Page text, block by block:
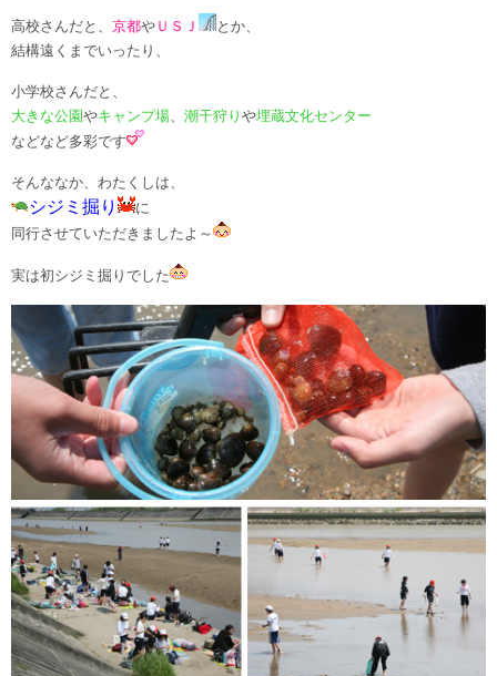
高校さんだと、 京都や ＵＳＪ
とか、
結構遠くまでいったり、
小学校さんだと、
大きな公園やキャンプ場、 潮干狩り や埋蔵文化センター
などなど多彩です
そんななか、わたくしは、
シジミ掘り
に
同行させていただきましたよ～
実は初シジミ掘りでした